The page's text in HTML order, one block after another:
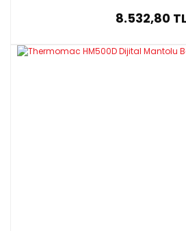
8.532,80 TL